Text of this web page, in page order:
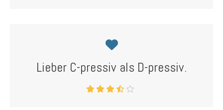
Lieber C-pressiv als D-pressiv.